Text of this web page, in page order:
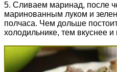
5. Сливаем маринад, после
маринованным луком и
полчаса. Чем дольше
холодильнике, тем вкуснее и